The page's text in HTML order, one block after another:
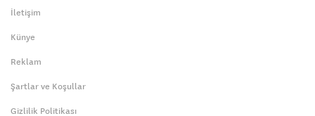
İletişim
Künye
Reklam
Şartlar ve Koşullar
Gizlilik Politikası